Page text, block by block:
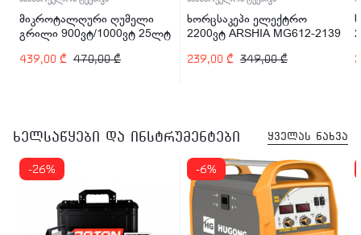
მიკროტალღური ღუმელი
გრილი 900ვტ/1000ვტ 25ლტ
470,00₾
439,00 ₾
ხორცსაკეპი ელექტრო
2200ვტ ARSHIA MG612-2139
349,00₾
239,00 ₾
ხელსაწყები და ინსტრუმენტები ყველას ნახვა
-26% -6%